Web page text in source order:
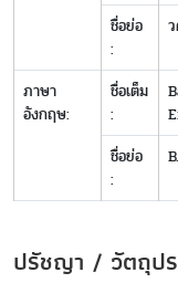
ชื่อย่อ
:
ภาษา
อังกฤษ:
ชื่อเต็ม
:
ชื่อย่อ
:
ปรัชญา / วัตถุป